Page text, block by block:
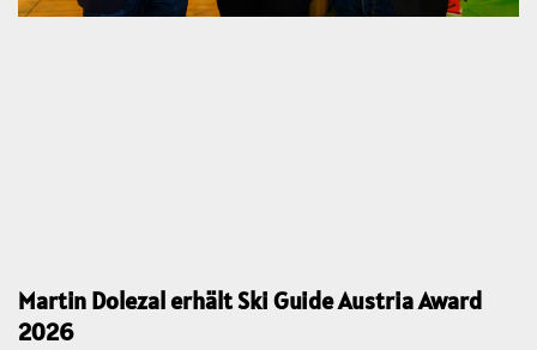
Martin Dolezal erhält Ski Guide Austria Award
2026